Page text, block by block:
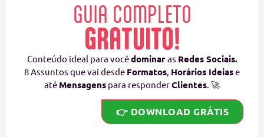
GUIA COMPLETO
GRATUITO!
Conteúdo ideal para vocêdominar as Redes Sociais.
8 Assuntos que vai desde Formatos, Horários Ideiase
até Mensagens para responderClientes. 🚀
👉 DOWNLOAD GRÁTIS